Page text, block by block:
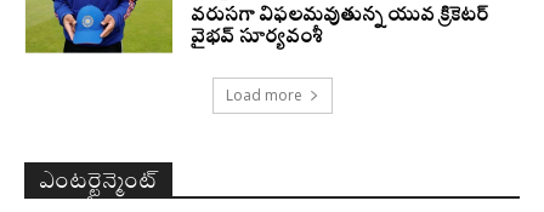
వరుసగా విఫలమవుతున్న యువ క్రికెటర్
వైభవ్ సూర్యవంశీ
Load more
ఎంటర్టైన్మెంట్